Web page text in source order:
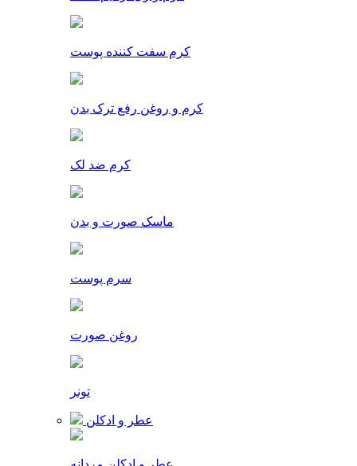
کرم سفت کننده پوست
کرم و روغن رفع ترک بدن
کرم ضد لک
ماسک صورت و بدن
سرم پوست
روغن صورت
تونر
عطر و ادکلن